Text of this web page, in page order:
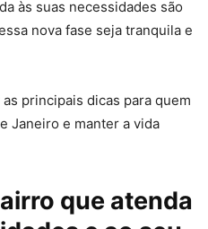
às suas necessidades são
nova fase seja tranquila e
principais dicas para quem
Janeiro e manter a vida
que atenda